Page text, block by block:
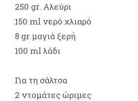
250 gr. Αλεύρι
150 ml νερό χλιαρό
8 gr μαγιά ξερή
100 ml λάδι
Για τη σάλτσα
2 ντομάτες ώριμες